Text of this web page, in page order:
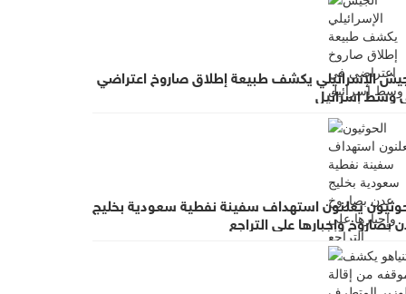
الإسرائيلي يكشف طبيعة إطلاق صاروخ اعتراضي
وسط إسرائيل
يعلنون استهداف سفينة نفطية سعودية بخليج
بصاروخ وإجبارها على التراجع